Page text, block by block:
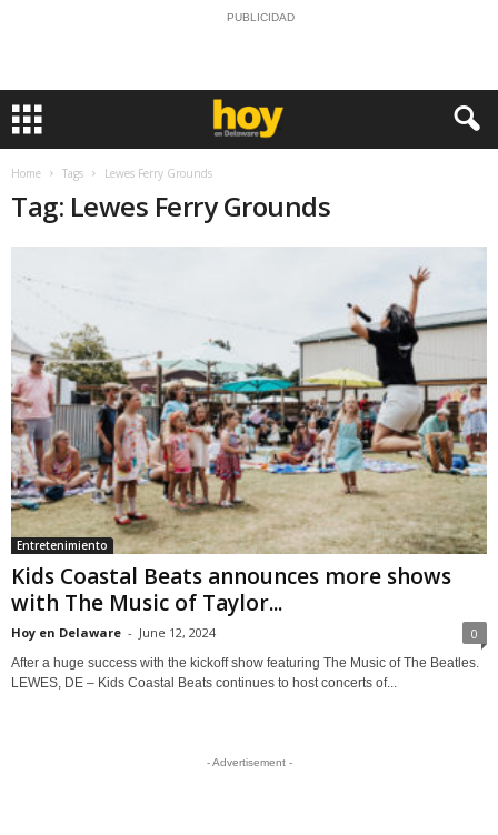
PUBLICIDAD
Home Tags Lewes Ferry Grounds
Tag: Lewes Ferry Grounds
Entretenimiento
Kids Coastal Beats announces more shows
with The Music of Taylor...
Hoy en Delaware - June 12, 2024 0
After a huge success with the kickoff show featuring The Music of The Beatles.
LEWES, DE – Kids Coastal Beats continues to host concerts of...
- Advertisement -